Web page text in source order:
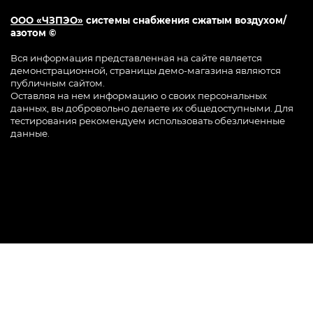
ООО «ЧЗПЭО» системы снабжения сжатым воздухом/
азотом ©
Вся информация представленная на сайте является
демонстрационной, страницы демо-магазина являются
публичным сайтом.
Оставляя на нем информацию о своих персональных
данных, вы добровольно делаете их общедоступными. Для
тестирования рекомендуем использовать обезличенные
данные.